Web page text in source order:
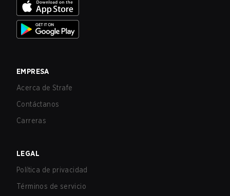
EMPRESA
Acerca de Strafe
Contáctanos
Carreras
LEGAL
Política de privacidad
Términos de servicio